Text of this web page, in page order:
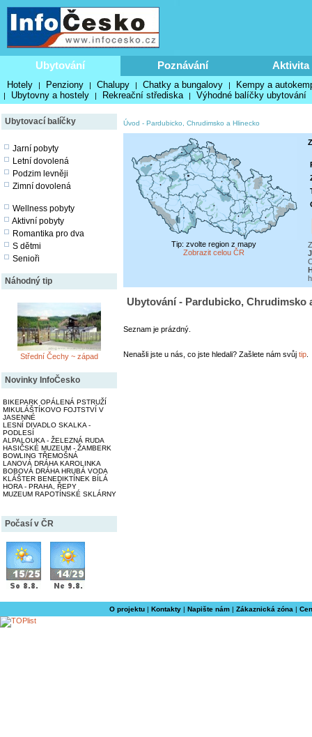
Ubytování Poznávání Aktivita
Hotely | Penziony | Chalupy | Chatky a bungalovy | Kempy a
| Ubytovny a hostely | Rekreační střediska | Výhodné balíčky ubytování
Ubytovací balíčky
Jarní pobyty
Letní dovolená
Podzim levněji
Zimní dovolená
Wellness pobyty
Aktivní pobyty
Romantika pro dva
S dětmi
Senioři
Náhodný tip
Střední Čechy ~ západ
Novinky InfoČesko
BIKEPARK OPÁLENÁ PSTRUŽÍ
MIKULÁŠTÍKOVO FOJTSTVÍ V
JASENNÉ
LESNÍ DIVADLO SKALKA -
PODLESÍ
ALPALOUKA - ŽELEZNÁ RUDA
HASIČSKÉ MUZEUM - ŽAMBERK
BOWLING TŘEMOŠNÁ
LANOVÁ DRÁHA KAROLINKA
BOBOVÁ DRÁHA HRUBÁ VODA
KLÁŠTER BENEDIKTÍNEK BÍLÁ
HORA - PRAHA, ŘEPY
MUZEUM RAPOTÍNSKÉ SKLÁRNY
Počasí v ČR
Úvod - Pardubicko, Chrudimsko a Hlinecko
Tip: zvolte region z mapy
Zobrazit celou ČR
Ubytování - Pardubicko, Chrudimsko
Seznam je prázdný.
Nenašli jste u nás, co jste hledali? Zašlete nám svůj tip
O projektu| Kontakty| Napište nám| Zákaznická zóna |